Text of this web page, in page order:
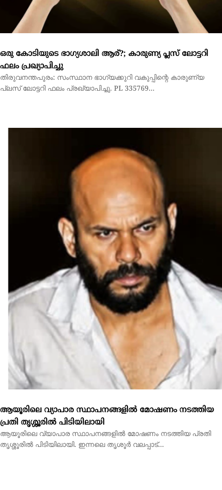
പ്ലസ് ലോട്ടറി ഫലം പ്രഖ്യാപിച്ചു. PL 335769...
ആയൂരിലെ വ്യാപാര സ്ഥാപനങ്ങളിൽ മോഷണം നടത്തിയ
പ്രതി തൃശ്ശൂരിൽ പിടിയിലായി
ആയൂരിലെ വ്യാപാര സ്ഥാപനങ്ങളിൽ മോഷണം നടത്തിയ പ്രതി
തൃശ്ശൂരിൽ പിടിയിലായി. ഇന്നലെ തൃശൂർ വലപ്പാട്...